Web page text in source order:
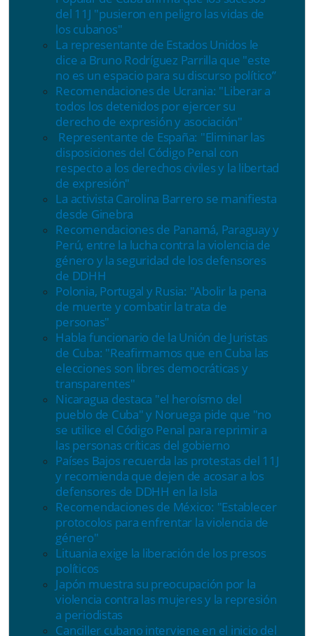
del 11J "pusieron en peligro las vidas de
los cubanos"
La representante de Estados Unidos le
dice a Bruno Rodríguez Parrilla que "este
no es un espacio para su discurso político”
Recomendaciones de Ucrania: "Liberar a
todos los detenidos por ejercer su
derecho de expresión y asociación"
Representante de España: "Eliminar las
disposiciones del Código Penal con
respecto a los derechos civiles y la libertad
de expresión"
La activista Carolina Barrero se manifiesta
desde Ginebra
Recomendaciones de Panamá, Paraguay y
Perú, entre la lucha contra la violencia de
género y la seguridad de los defensores
de DDHH
Polonia, Portugal y Rusia: "Abolir la pena
de muerte y combatir la trata de
personas"
Habla funcionario de la Unión de Juristas
de Cuba: "Reafirmamos que en Cuba las
elecciones son libres democráticas y
transparentes"
Nicaragua destaca "el heroísmo del
pueblo de Cuba" y Noruega pide que "no
se utilice el Código Penal para reprimir a
las personas críticas del gobierno
Países Bajos recuerda las protestas del 11J
y recomienda que dejen de acosar a los
defensores de DDHH en la Isla
Recomendaciones de México: "Establecer
protocolos para enfrentar la violencia de
género"
Lituania exige la liberación de los presos
políticos
Japón muestra su preocupación por la
violencia contra las mujeres y la represión
a periodistas
Canciller cubano interviene en el inicio del